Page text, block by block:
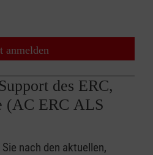
anmelden
des ERC,
(AC ERC ALS
nach den aktuellen,